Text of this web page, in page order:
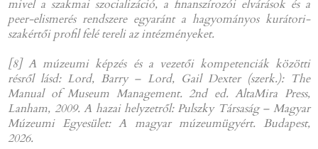
mivel a szakmai szocializáció, a finanszírozói elvárások és a
peer-elismerés rendszere egyaránt a hagyományos kurátori-
szakértői profil felé tereli az intézményeket.
[8] A múzeumi képzés és a vezetői kompetenciák közötti
résről lásd: Lord, Barry – Lord, Gail Dexter (szerk.): The
Manual of Museum Management. 2nd ed. AltaMira Press,
Lanham, 2009. A hazai helyzetről: Pulszky Társaság – Magyar
Múzeumi Egyesület: A magyar múzeumügyért. Budapest,
2026.